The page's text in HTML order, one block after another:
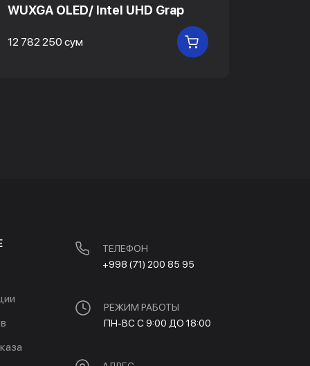
WUXGA OLED/ Intel UHD Grap
12 782 250 сум В КОРЗИНУ
ТЕЛЕФОН
+998 (71) 200 85 95
РЕЖИМ РАБОТЫ
ПН-ВС С 9:00 ДО 18:00